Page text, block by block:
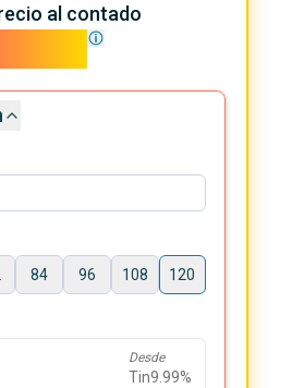
al contado
84 96 108 120
Desde
Tin9.99%